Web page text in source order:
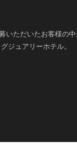
いただいたお客様の
ジュアリーホテル。